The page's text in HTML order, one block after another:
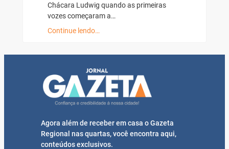
Chácara Ludwig quando as primeiras
vozes começaram a…
Continue lendo…
Agora além de receber em casa o Gazeta
Regional nas quartas, você encontra aqui,
conteúdos exclusivos.